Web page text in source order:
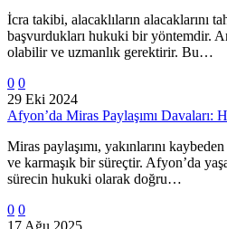
İcra takibi, alacaklıların alacaklarını
başvurdukları hukuki bir yöntemdir.
olabilir ve uzmanlık gerektirir. Bu…
0 0
29 Eki 2024
Afyon’da Miras Paylaşımı Davaları:
Miras paylaşımı, yakınlarını
ve karmaşık bir süreçtir. Afyon’da
sürecin hukuki olarak doğru…
0 0
17 Ağu 2025